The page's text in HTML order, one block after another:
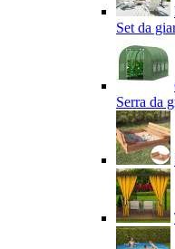
Set da
Serra da